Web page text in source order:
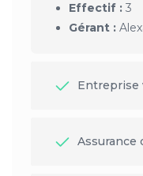
Effectif : 3
Gérant :
Entreprise
Assurance